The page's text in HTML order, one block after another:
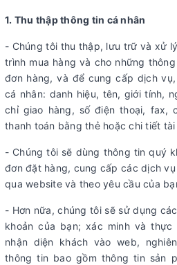
1. Thu thập thông tin cá nhân
- Chúng tôi thu thập, lưu trữ và xử
trình mua hàng và cho những
đơn hàng, và để cung cấp dịch
cá nhân: danh hiệu, tên, giới tính,
chỉ giao hàng, số điện thoại, fax,
thanh toán bằng thẻ hoặc chi tiết
- Chúng tôi sẽ dùng thông tin quý
đơn đặt hàng, cung cấp các dịch
qua website và theo yêu cầu của
- Hơn nữa, chúng tôi sẽ sử dụng
khoản của bạn; xác minh và
nhận diện khách vào web,
thông tin bao gồm thông tin sản